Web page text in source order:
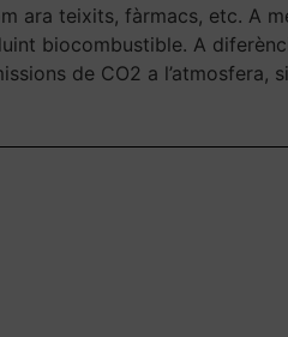
ara teixits, fàrmacs, etc. A
biocombustible. A
de CO2 a l’atmosfera,